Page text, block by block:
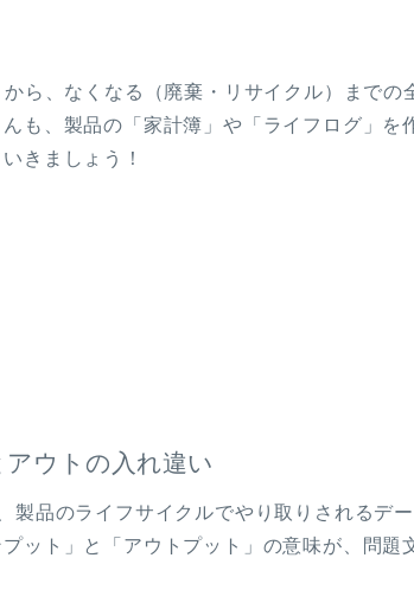
ら、なくなる（廃棄・リサイクル）までの
も、製品の「家計簿」や「ライフログ」を
きましょう！
ウトの入れ違い
製品のライフサイクルでやり取りされるデ
ット」と「アウトプット」の意味が、問題